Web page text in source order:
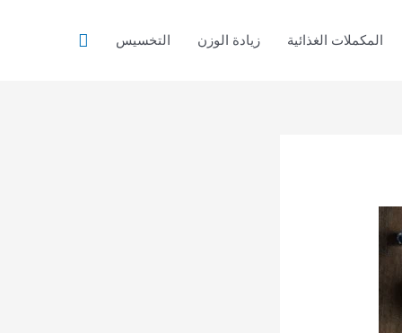
المكملات الغذائية زيادة الوزن التخسيس البحث